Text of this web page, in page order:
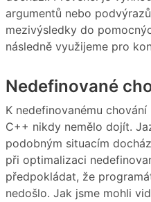
argumentů nebo
mezivýsledky do
následně využijeme pro
Nedefinované
K nedefinovanému
C++ nikdy nemělo dojít.
podobným situacím
při optimalizaci
předpokládat, že
nedošlo. Jak jsme mohli